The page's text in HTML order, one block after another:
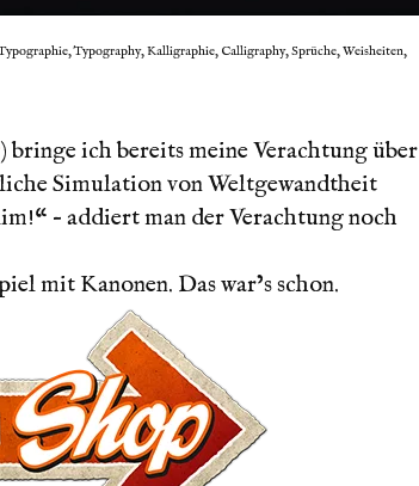
Typography, Kalligraphie, Calligraphy, Sprüche, Weisheiten,
) bringe ich bereits meine Verachtung über
Simulation von Weltgewandtheit
– addiert man der Verachtung noch
mit Kanonen. Das war’s schon.